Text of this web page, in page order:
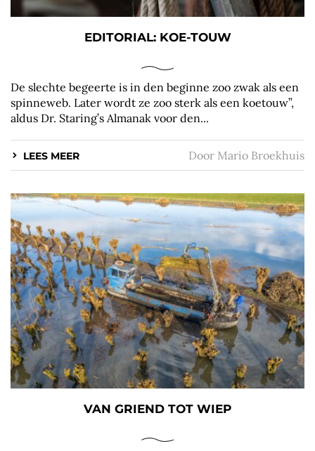
EDITORIAL: KOE-TOUW
De slechte begeerte is in den beginne zoo zwak als een
spinneweb. Later wordt ze zoo sterk als een koetouw”,
aldus Dr. Staring’s Almanak voor den...
LEES MEER Door Mario Broekhuis
VAN GRIEND TOT WIEP